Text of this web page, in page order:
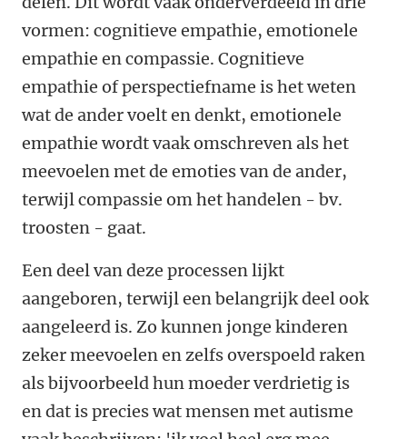
vormen: cognitieve empathie, emotionele
empathie en compassie. Cognitieve
empathie of perspectiefname is het weten
wat de ander voelt en denkt, emotionele
empathie wordt vaak omschreven als het
meevoelen met de emoties van de ander,
terwijl compassie om het handelen - bv.
troosten - gaat.
Een deel van deze processen lijkt
aangeboren, terwijl een belangrijk deel ook
aangeleerd is. Zo kunnen jonge kinderen
zeker meevoelen en zelfs overspoeld raken
als bijvoorbeeld hun moeder verdrietig is
en dat is precies wat mensen met autisme